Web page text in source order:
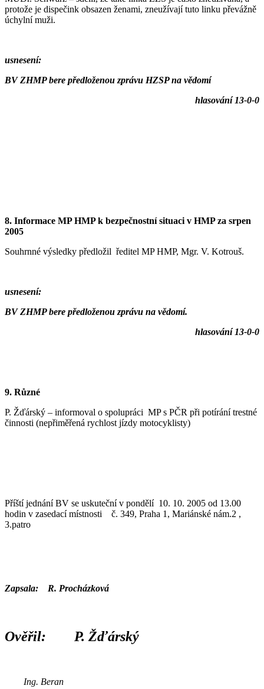
protože je dispečink obsazen ženami, zneužívají tuto linku převážně
úchylní muži.
usnesení:
BV ZHMP bere předloženou zprávu HZSP na vědomí
hlasování 13-0-0
8. Informace MP HMP k bezpečnostní situaci v HMP za srpen
2005
Souhrnné výsledky předložil ředitel MP HMP, Mgr. V. Kotrouš.
usnesení:
BV ZHMP bere předloženou zprávu na vědomí.
hlasování 13-0-0
9. Různé
P. Žďárský – informoval o spolupráci MP s PČR při potírání trestné
činnosti (nepřiměřená rychlost jízdy motocyklisty)
Příští jednání BV se uskuteční v pondělí 10. 10. 2005 od 13.00
hodin v zasedací místnosti č. 349, Praha 1, Mariánské nám.2 ,
3.patro
Zapsala: R. Procházková
Ověřil: P. Žďárský
Ing. Beran